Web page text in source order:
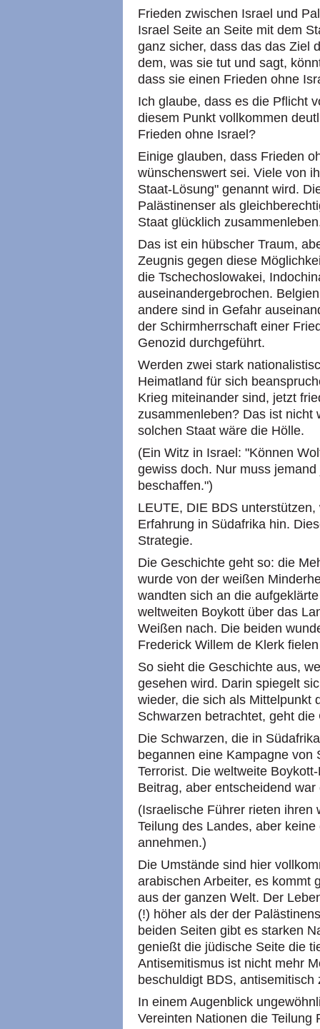
Frieden zwischen Israel und
Israel Seite an Seite mit dem
ganz sicher, dass das das Ziel
dem, was sie tut und sagt,
dass sie einen Frieden ohne
Ich glaube, dass es die Pflicht
diesem Punkt vollkommen
Frieden ohne Israel?
Einige glauben, dass Frieden
wünschenswert sei. Viele von
Staat-Lösung" genannt wird.
Palästinenser als
Staat glücklich
Das ist ein hübscher Traum,
Zeugnis gegen diese
die Tschechoslowakei,
auseinandergebrochen.
andere sind in Gefahr
der Schirmherrschaft einer
Genozid durchgeführt.
Werden zwei stark
Heimatland für sich
Krieg miteinander sind, jetzt
zusammenleben? Das ist nicht
solchen Staat wäre die Hölle.
(Ein Witz in Israel: "Können
gewiss doch. Nur muss
beschaffen.")
LEUTE, DIE BDS
Erfahrung in Südafrika hin.
Strategie.
Die Geschichte geht so: die
wurde von der weißen
wandten sich an die
weltweiten Boykott über das
Weißen nach. Die beiden
Frederick Willem de Klerk
So sieht die Geschichte aus,
gesehen wird. Darin spiegelt
wieder, die sich als Mittelpunkt
Schwarzen betrachtet, geht
Die Schwarzen, die in
begannen eine Kampagne von
Terrorist. Die weltweite
Beitrag, aber entscheidend
(Israelische Führer rieten
Teilung des Landes, aber
annehmen.)
Die Umstände sind hier
arabischen Arbeiter, es kommt
aus der ganzen Welt. Der
(!) höher als der der
beiden Seiten gibt es starken
genießt die jüdische Seite die
Antisemitismus ist nicht mehr
beschuldigt BDS, antisemitisch
In einem Augenblick
Vereinten Nationen die Teilung